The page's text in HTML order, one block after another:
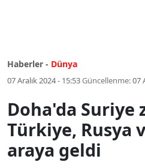
Haberler - Dünya
07 Aralık 2024 - 15:53Güncellenme:07
Doha'da Suriye
Türkiye, Rusya
araya geldi